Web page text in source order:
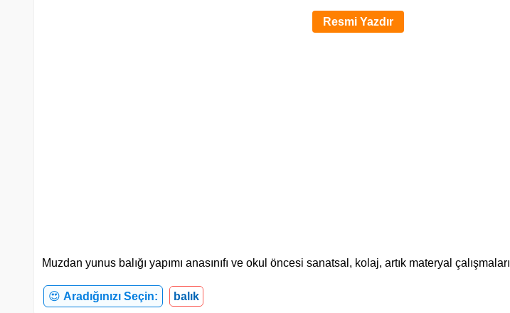
Resmi Yazdır
Muzdan yunus balığı yapımı anasınıfı ve okul öncesi sanatsal, kolaj, artık materyal çalışmaları
😍 Aradığınızı Seçin: balık